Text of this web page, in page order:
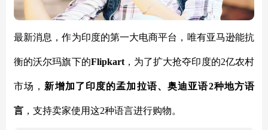
最新消息，作为印度的第一大电商平台，唯有亚马逊能抗
衡的沃尔玛旗下的Flipkart，为了扩大抢夺印度的2亿农村
市场， 新增加了印度的孟加拉语、奥迪亚语2种地方语
言 ，支持卖家使用这2种语言进行购物。